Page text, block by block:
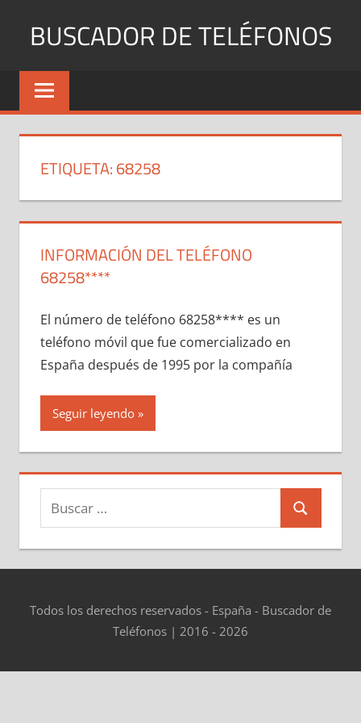
BUSCADOR DE TELÉFONOS
Identifica
Números
y
ETIQUETA:68258
INFORMACIÓN DEL TELÉFONO
68258****
El número dе teléfono 68258**** es un
teléfono móvil quе fue comercializado en
España después dе 1995 pοr la compañía
Seguir leyendo
Buscar:
Buscar
Todos los derechos reservados - España - Buscador de
Teléfonos | 2016 - 2026